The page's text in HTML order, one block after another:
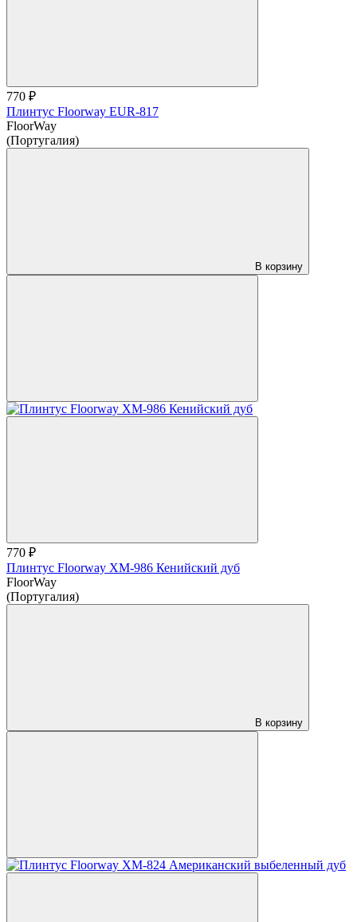
770 ₽
Плинтус Floorway EUR-817
FloorWay
(Португалия)
В корзину
770 ₽
Плинтус Floorway ХМ-986 Кенийский дуб
FloorWay
(Португалия)
В корзину